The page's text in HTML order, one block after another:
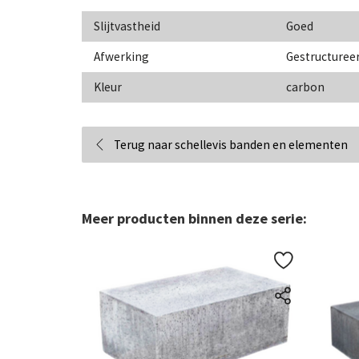
Slijtvastheid
Goed
Afwerking
Kleur
carbon
Terug naar schellevis banden en elementen
Meer producten binnen deze serie: